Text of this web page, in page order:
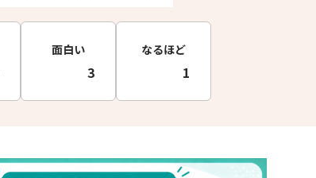
面白い
3
なるほど
1